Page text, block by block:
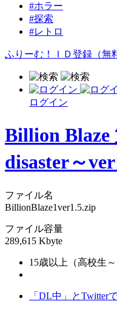
#ホラー
#探索
#レトロ
ふりーむ！ＩＤ登録（無
ログイン
Billion Blaze
disaster～
ファイル名
BillionBlaze1ver1.5.zip
ファイル容量
289,615 Kbyte
15歳以上（高校生～
「DL中」とTwitter